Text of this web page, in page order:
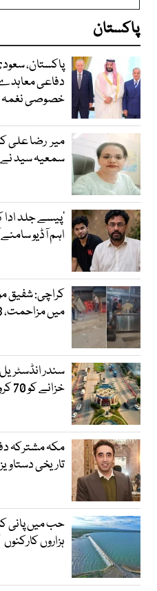
پاکستان
پاکستان،
دفاعی
خصوصی نغمہ
میر رضا علی
سمعیہ سید نے
’پیسے جلد ادا
اہم آڈیو
کراچی: شفیق
میں مزاحمت، 33 ملزمان گرفتار
سندر
خزانے کو 70 کروڑ سے زائد کا نقصان
مکہ مشترکہ
تاریخی
حب میں پانی
ہزاروں